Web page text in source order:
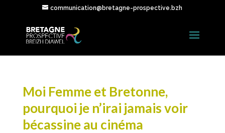
communication@bretagne-prospective.bzh
Moi Femme et Bretonne,
pourquoi je n’irai jamais voir
bécassine au cinéma